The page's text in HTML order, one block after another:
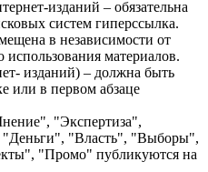
изданий – обязательна
систем гиперссылка.
в независимости от
использования материалов.
изданий) – должна быть
или в первом абзаце
"Экспертиза",
"Деньги", "Власть", "Выборы",
"Промо" публикуются на